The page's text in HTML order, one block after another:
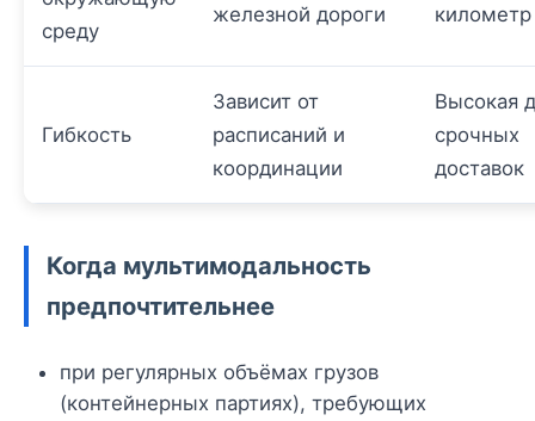
среду
железной дороги
километр
Гибкость
Зависит от
расписаний и
координации
Высокая
срочных
доставок
Когда мультимодальность
предпочтительнее
при регулярных объёмах грузов
(контейнерных партиях), требующих